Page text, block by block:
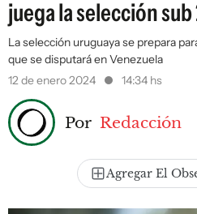
juega la selección sub
La selección uruguaya se prepara
que se disputará en Venezuela
12 de enero 2024
14:34 hs
Por Redacción
Agregar El